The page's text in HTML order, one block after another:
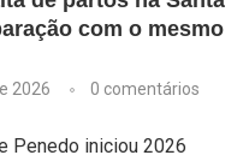
com o mesmo
2026 0 comentários
Penedo iniciou 2026